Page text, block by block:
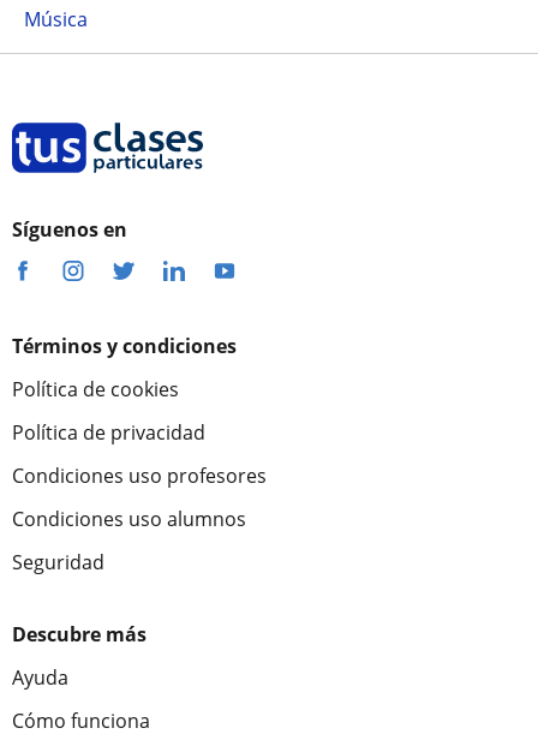
Música
Síguenos en
Términos y condiciones
Política de cookies
Política de privacidad
Condiciones uso profesores
Condiciones uso alumnos
Seguridad
Descubre más
Ayuda
Cómo funciona